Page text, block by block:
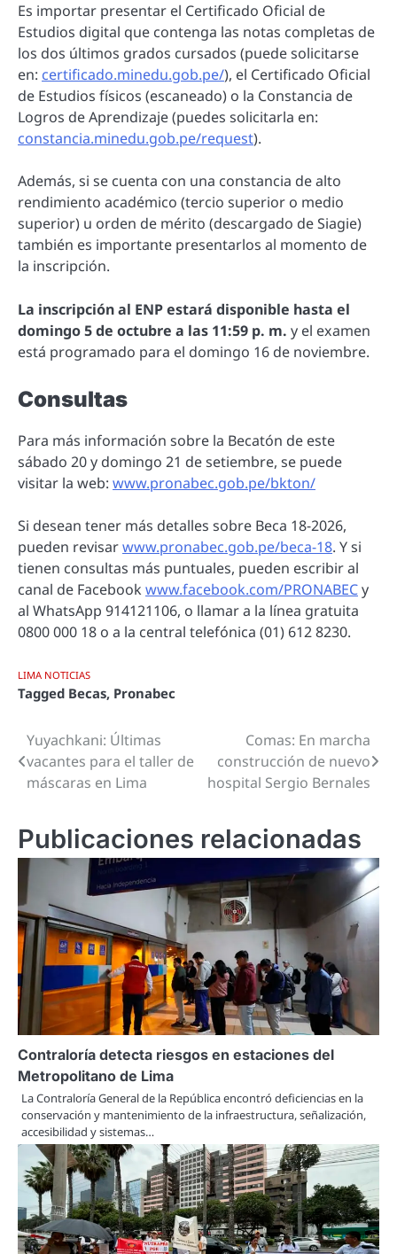
Es importar presentar el Certificado Oficial de
Estudios digital que contenga las notas completas de
los dos últimos grados cursados (puede solicitarse
en: certificado.minedu.gob.pe/), el Certificado Oficial
de Estudios físicos (escaneado) o la Constancia de
Logros de Aprendizaje (puedes solicitarla en:
constancia.minedu.gob.pe/request).
Además, si se cuenta con una constancia de alto
rendimiento académico (tercio superior o medio
superior) u orden de mérito (descargado de Siagie)
también es importante presentarlos al momento de
la inscripción.
La inscripción al ENP estará disponible hasta el
domingo 5 de octubre a las 11:59 p. m. y el examen
está programado para el domingo 16 de noviembre.
Consultas
Para más información sobre la Becatón de este
sábado 20 y domingo 21 de setiembre, se puede
visitar la web: www.pronabec.gob.pe/bkton/
Si desean tener más detalles sobre Beca 18-2026,
pueden revisarwww.pronabec.gob.pe/beca-18. Y si
tienen consultas más puntuales, pueden escribir al
canal de Facebookwww.facebook.com/PRONABECy
al WhatsApp 914121106, o llamar a la línea gratuita
0800 000 18 o a la central telefónica (01) 612 8230.
LIMA NOTICIAS
Tagged Becas, Pronabec
Navegación
de
Yuyachkani: Últimas
vacantes para el taller de
máscaras en Lima
Comas: En marcha
construcción de nuevo
hospital Sergio Bernales
Publicaciones relacionadas
Contraloría detecta riesgos en estaciones del
Metropolitano de Lima
La Contraloría General de la República encontró deficiencias en la
conservación y mantenimiento de la infraestructura, señalización,
accesibilidad y sistemas…